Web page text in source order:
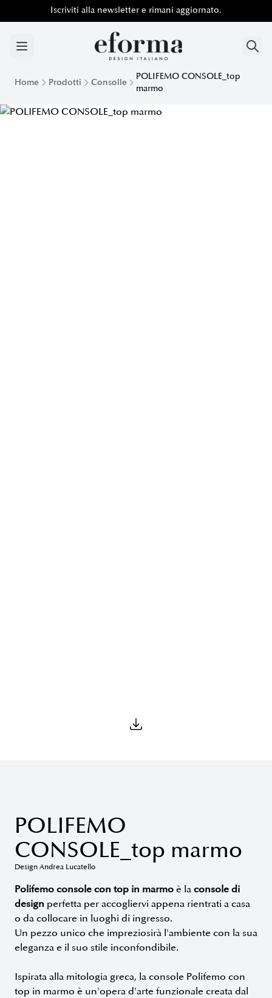
Iscriviti alla newsletter e rimani aggiornato.
Home Prodotti Consolle
POLIFEMO CONSOLE_top
marmo
Console Polifemo con top in marmo | Eforma
POLIFEMO
CONSOLE_top marmo
Design Andrea Lucatello
Polifemo console con top in marmo è la console di
design perfetta per accogliervi appena rientrati a casa
o da collocare in luoghi di ingresso.
Un pezzo unico che impreziosirà l'ambiente con la sua
eleganza e il suo stile inconfondibile.
Ispirata alla mitologia greca, la console Polifemo con
top in marmo è un'opera d'arte funzionale creata dal